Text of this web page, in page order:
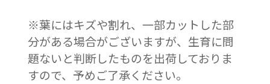
※葉にはキズや割れ、一部カットした部
分がある場合がございますが、生育に問
題ないと判断したものを出荷しておりま
すので、予めご了承ください。